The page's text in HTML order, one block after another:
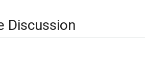
Discussion